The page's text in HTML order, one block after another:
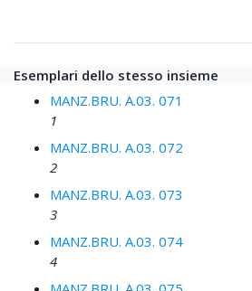
Esemplari dello stesso insieme
MANZ.BRU. A.03. 071
1
MANZ.BRU. A.03. 072
2
MANZ.BRU. A.03. 073
3
MANZ.BRU. A.03. 074
4